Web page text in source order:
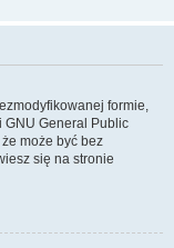
formie,
GNU General Public
może być bez
się na stronie